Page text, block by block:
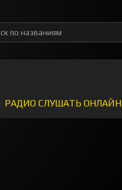
РАДИО СЛУШАТЬ ОНЛАЙН